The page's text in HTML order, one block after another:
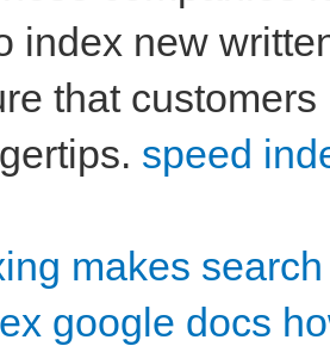
index new
that
speed
makes
google docs